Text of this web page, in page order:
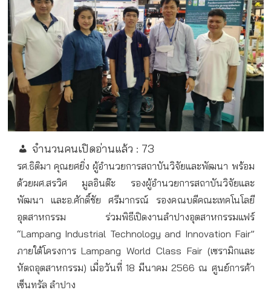
จำนวนคนเปิดอ่านแล้ว : 73
รศ.ธิติมา คุณยศยิ่ง ผู้อำนวยการสถาบันวิจัยและพัฒนา พร้อม
ด้วยผศ.สรวิศ มูลอินต๊ะ รองผู้อำนวยการสถาบันวิจัยและ
พัฒนา และอ.ศักดิ์ชัย ศรีมากรณ์ รองคณบดีคณะเทคโนโลยี
อุตสาหกรรม ร่วมพิธีเปิดงานลำปางอุตสาหกรรมแฟร์
“Lampang Industrial Technology and Innovation Fair”
ภายใต้โครงการ Lampang World Class Fair (เซรามิกและ
หัตถอุตสาหกรรม) เมื่อวันที่ 18 มีนาคม 2566 ณ ศูนย์การค้า
เซ็นทรัล ลำปาง